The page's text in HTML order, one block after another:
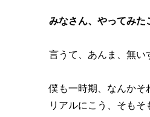
みなさん、やってみ
言うて、あんま、無い
僕も一時期、なんかそ
リアルにこう、そもそ